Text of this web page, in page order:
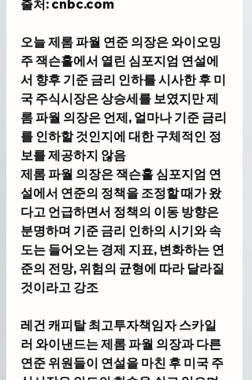
출처: cnbc.com
오늘 제롬 파월 연준 의장은 와이오밍
주 잭슨홀에서 열린 심포지엄 연설에
서 향후 기준 금리 인하를 시사한 후 미
국 주식시장은 상승세를 보였지만 제
롬 파월 의장은 언제, 얼마나 기준 금리
를 인하할 것인지에 대한 구체적인 정
보를 제공하지 않음
제롬 파월 의장은 잭슨홀 심포지엄 연
설에서 연준의 정책을 조정할 때가 왔
다고 언급하면서 정책의 이동 방향은
분명하며 기준 금리 인하의 시기와 속
도는 들어오는 경제 지표, 변화하는 연
준의 전망, 위험의 균형에 따라 달라질
것이라고 강조
레건 캐피탈 최고투자책임자 스카일
러 와이낸드는 제롬 파월 의장과 다른
연준 위원들이 연설을 마친 후 미국 주